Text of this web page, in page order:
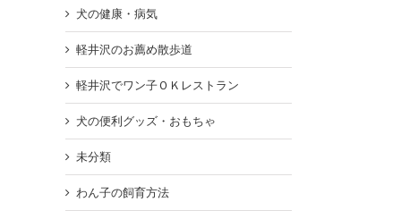
犬の健康・病気
軽井沢のお薦め散歩道
軽井沢でワン子ＯＫレストラン
犬の便利グッズ・おもちゃ
未分類
わん子の飼育方法